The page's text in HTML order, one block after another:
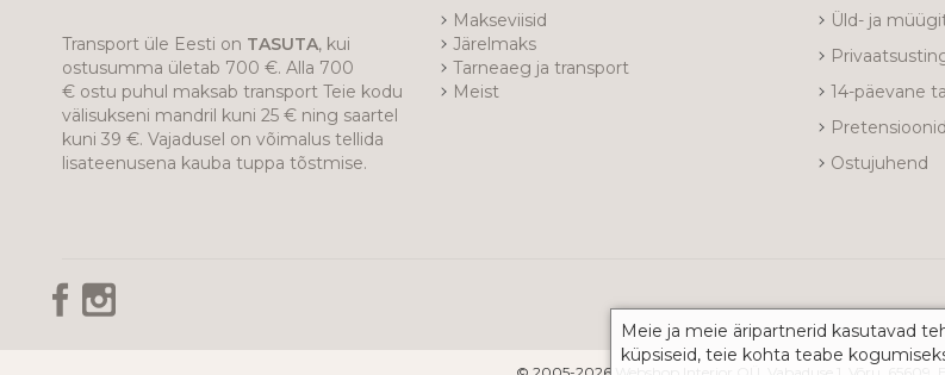
Meie ja meie äripartnerid kasutavad
küpsiseid, teie kohta teabe
Transport üle Eesti on TASUTA, kui
ostusumma ületab 700 €. Alla 700
€ ostu puhul maksab transport Teie kodu
välisukseni mandril kuni 25 € ning saartel
kuni 39 €. Vajadusel on võimalus tellida
lisateenusena kauba tuppa tõstmise.
Makseviisid
Järelmaks
Tarneaeg ja transport
Meist
Üld- ja
14-päevane
Ostujuhend